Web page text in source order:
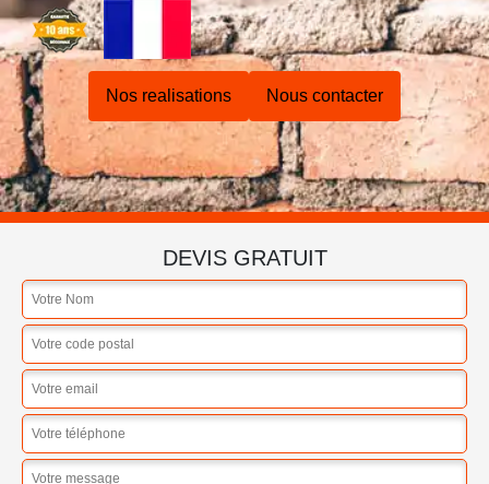
Nos realisations Nous contacter
DEVIS GRATUIT